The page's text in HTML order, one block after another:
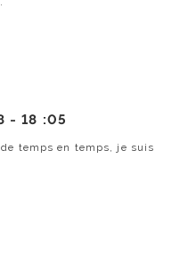
-18 :05
temps en temps, je suis